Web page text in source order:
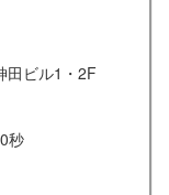
田ビル1・2F
秒